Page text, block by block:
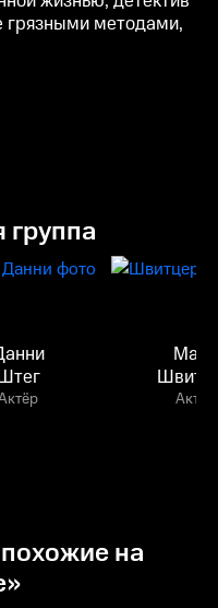
грязными методами,
Маор
Актёр
на